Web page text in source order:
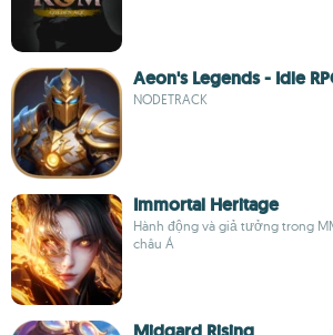
Aeon's Legends - Idle
NODETRACK
Immortal Heritage
Hành động và giả tưởng trong
châu Á